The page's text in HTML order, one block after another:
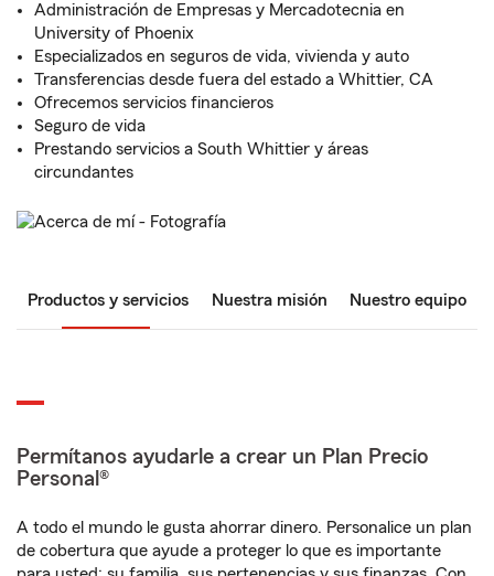
Administración de Empresas y Mercadotecnia en
University of Phoenix
Especializados en seguros de vida, vivienda y auto
Transferencias desde fuera del estado a Whittier, CA
Ofrecemos servicios financieros
Seguro de vida
Prestando servicios a South Whittier y áreas
circundantes
Productos y servicios Nuestra misión Nuestro equipo
Permítanos ayudarle a crear un Plan Precio
Personal®
A todo el mundo le gusta ahorrar dinero. Personalice un plan
de cobertura que ayude a proteger lo que es importante